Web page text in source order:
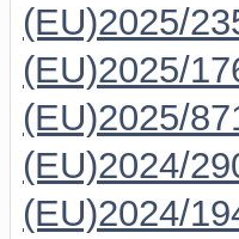
(EU)2025/
(EU)2025/
(EU)2025/
(EU)2024/
(EU)2024/